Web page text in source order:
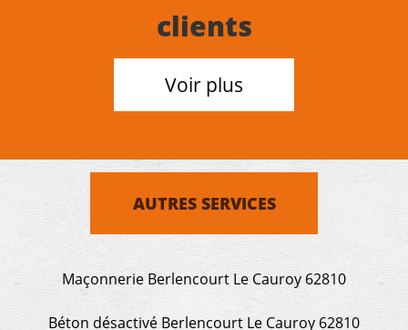
clients
Voir plus
AUTRES SERVICES
Maçonnerie Berlencourt Le Cauroy 62810
Béton désactivé Berlencourt Le Cauroy 62810